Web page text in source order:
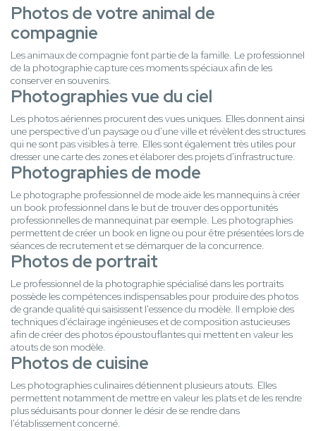
Photos de votre animal de
compagnie
Les animaux de compagnie font partie de la famille. Le professionnel
de la photographie capture ces moments spéciaux afin de les
conserver en souvenirs.
Photographies vue du ciel
Les photos aériennes procurent des vues uniques. Elles donnent ainsi
une perspective d'un paysage ou d'une ville et révèlent des structures
qui ne sont pas visibles à terre. Elles sont également très utiles pour
dresser une carte des zones et élaborer des projets d'infrastructure.
Photographies de mode
Le photographe professionnel de mode aide les mannequins à créer
un book professionnel dans le but de trouver des opportunités
professionnelles de mannequinat par exemple. Les photographies
permettent de créer un book en ligne ou pour être présentées lors de
séances de recrutement et se démarquer de la concurrence.
Photos de portrait
Le professionnel de la photographie spécialisé dans les portraits
possède les compétences indispensables pour produire des photos
de grande qualité qui saisissent l'essence du modèle. Il emploie des
techniques d'éclairage ingénieuses et de composition astucieuses
afin de créer des photos époustouflantes qui mettent en valeur les
atouts de son modèle.
Photos de cuisine
Les photographies culinaires détiennent plusieurs atouts. Elles
permettent notamment de mettre en valeur les plats et de les rendre
plus séduisants pour donner le désir de se rendre dans
l'établissement concerné.